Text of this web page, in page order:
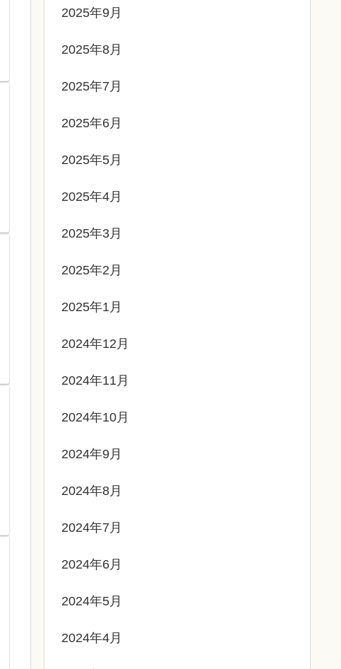
2025年9月
2025年8月
2025年7月
2025年6月
2025年5月
2025年4月
2025年3月
2025年2月
2025年1月
2024年12月
2024年11月
2024年10月
2024年9月
2024年8月
2024年7月
2024年6月
2024年5月
2024年4月